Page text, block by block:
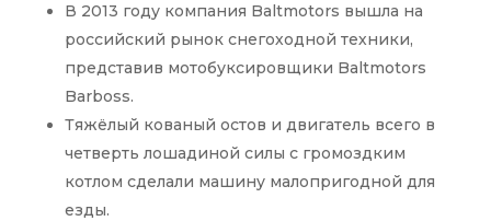
В 2013 году компания Baltmotors вышла на
российский рынок снегоходной техники,
представив мотобуксировщики Baltmotors
Barboss.
Тяжёлый кованый остов и двигатель всего в
четверть лошадиной силы с громоздким
котлом сделали машину малопригодной для
езды.